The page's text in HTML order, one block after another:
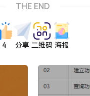
THE END
4 分享 二维码 海报